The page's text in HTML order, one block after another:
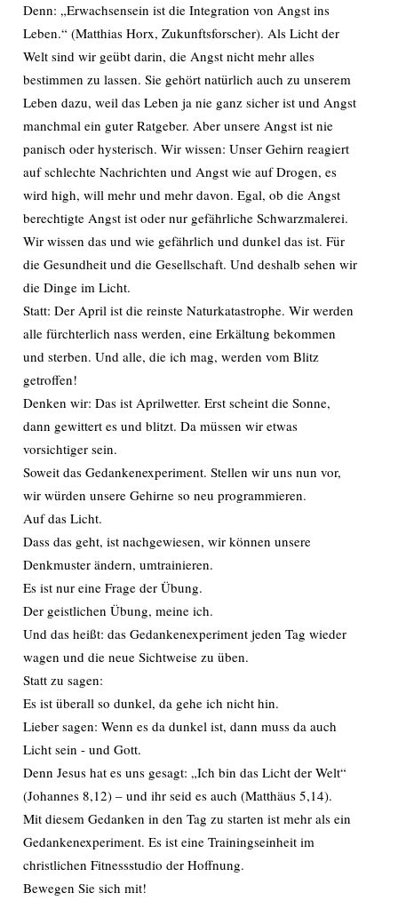
Denn: „Erwachsensein ist die Integration von Angst ins
Leben.“ (Matthias Horx, Zukunftsforscher). Als Licht der
Welt sind wir geübt darin, die Angst nicht mehr alles
bestimmen zu lassen. Sie gehört natürlich auch zu unserem
Leben dazu, weil das Leben ja nie ganz sicher ist und Angst
manchmal ein guter Ratgeber. Aber unsere Angst ist nie
panisch oder hysterisch. Wir wissen: Unser Gehirn reagiert
auf schlechte Nachrichten und Angst wie auf Drogen, es
wird high, will mehr und mehr davon. Egal, ob die Angst
berechtigte Angst ist oder nur gefährliche Schwarzmalerei.
Wir wissen das und wie gefährlich und dunkel das ist. Für
die Gesundheit und die Gesellschaft. Und deshalb sehen wir
die Dinge im Licht.
Statt: Der April ist die reinste Naturkatastrophe. Wir werden
alle fürchterlich nass werden, eine Erkältung bekommen
und sterben. Und alle, die ich mag, werden vom Blitz
getroffen!
Denken wir: Das ist Aprilwetter. Erst scheint die Sonne,
dann gewittert es und blitzt. Da müssen wir etwas
vorsichtiger sein.
Soweit das Gedankenexperiment. Stellen wir uns nun vor,
wir würden unsere Gehirne so neu programmieren.
Auf das Licht.
Dass das geht, ist nachgewiesen, wir können unsere
Denkmuster ändern, umtrainieren.
Es ist nur eine Frage der Übung.
Der geistlichen Übung, meine ich.
Und das heißt: das Gedankenexperiment jeden Tag wieder
wagen und die neue Sichtweise zu üben.
Statt zu sagen:
Es ist überall so dunkel, da gehe ich nicht hin.
Lieber sagen: Wenn es da dunkel ist, dann muss da auch
Licht sein - und Gott.
Denn Jesus hat es uns gesagt: „Ich bin das Licht der Welt“
(Johannes 8,12) – und ihr seid es auch (Matthäus 5,14).
Mit diesem Gedanken in den Tag zu starten ist mehr als ein
Gedankenexperiment. Es ist eine Trainingseinheit im
christlichen Fitnessstudio der Hoffnung.
Bewegen Sie sich mit!